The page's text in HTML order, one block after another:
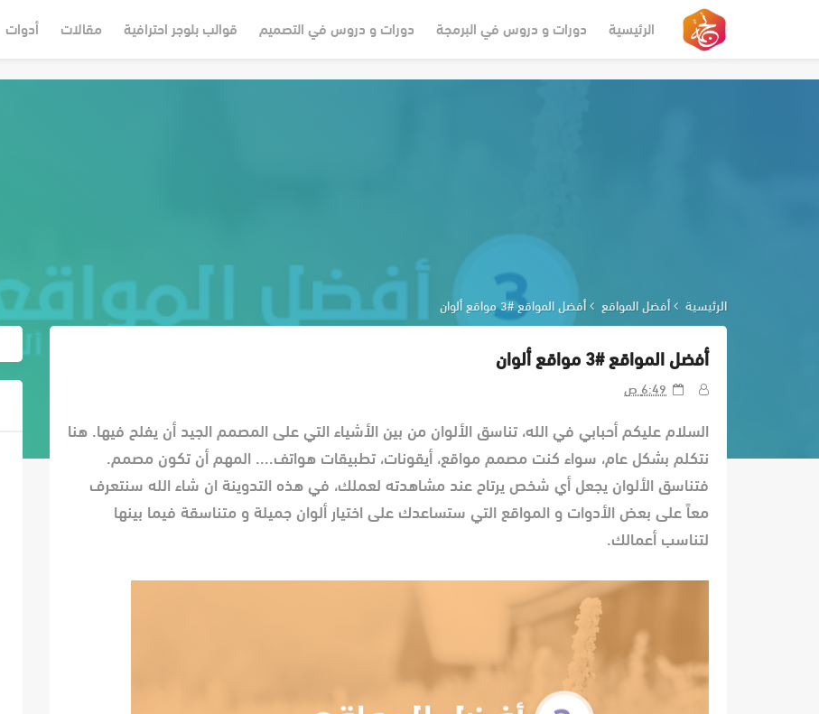
الرئيسية دورات و دروس في البرمجة دورات و دروس في التصميم قوالب بلوجر احترافية مقالات أدوات
الرئيسية أفضل المواقع أفضل المواقع #3 مواقع ألوان
أفضل المواقع #3 مواقع ألوان
6:49 ص
السلام عليكم أحبابي في الله، تناسق الألوان من بين الأشياء التي على المصمم الجيد أن يفلح فيها. هنا
نتكلم بشكل عام، سواء كنت مصمم مواقع، أيقونات، تطبيقات هواتف.... المهم أن تكون مصمم.
فتناسق الألوان يجعل أي شخص يرتاح عند مشاهدته لعملك، في هذه التدوينة ان شاء الله سنتعرف
معاً على بعض الأدوات و المواقع التي ستساعدك على اختيار ألوان جميلة و متناسقة فيما بينها
لتناسب أعمالك.